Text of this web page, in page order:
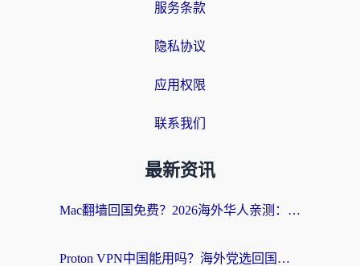
服务条款
隐私协议
应用权限
联系我们
最新资讯
Mac翻墙回国免费？2026海外华人亲测：从CCTV5直播到国内APP，这样选加速器才靠谱
Proton VPN中国能用吗？海外党选回国加速器的避坑指南（附番茄加速器实测）